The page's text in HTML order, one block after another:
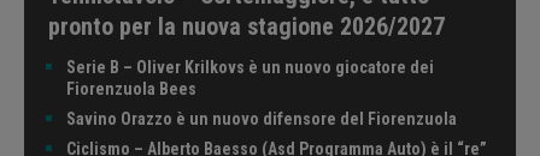
pronto per la nuova stagione 2026/2027
Serie B – Oliver Krilkovs è un nuovo giocatore dei
Fiorenzuola Bees
Savino Orazzo è un nuovo difensore del Fiorenzuola
Ciclismo – Alberto Baesso (Asd Programma Auto) è il “re”